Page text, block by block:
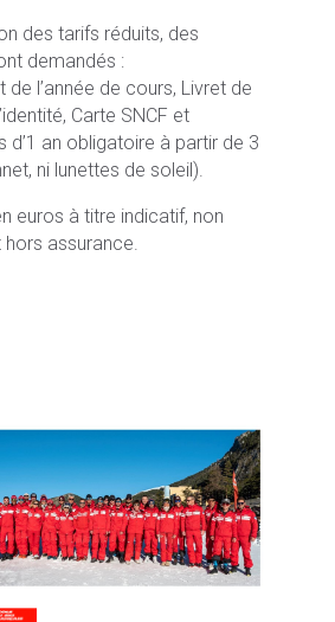
des tarifs réduits, des
demandés :
de l’année de cours, Livret de
Carte SNCF et
d’1 an obligatoire à partir de 3
ni lunettes de soleil).
euros à titre indicatif, non
assurance.